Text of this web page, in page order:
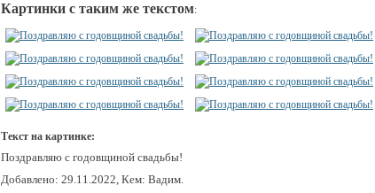
Картинки с таким же текстом:
Текст на картинке:
Поздравляю с годовщиной свадьбы!
Добавлено: 29.11.2022, Кем: Вадим.